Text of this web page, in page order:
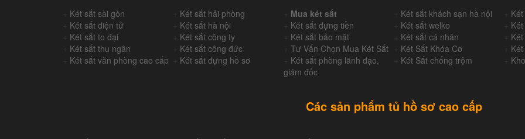
Két sắt sài gòn Két sắt hải phòng Mua két sắt Két sắt khách sạn hà nội
Két sắt điện tử Két sắt hà nội Két sắt đựng tiền Két sắt welko
Két sắt to đại Két sắt công ty Két sắt bảo mật Két sắt cá nhân
Két sắt thu ngân Két sắt công đức Tư Vấn Chọn Mua Két Sắt Két Sắt Khóa Cơ
Két sắt văn phòng cao cấp Két sắt đựng hồ sơ
Két sắt phòng lãnh đạo,
giám đốc
Két Sắt chống trộm
Các sản phẩm tủ hồ sơ cao cấp